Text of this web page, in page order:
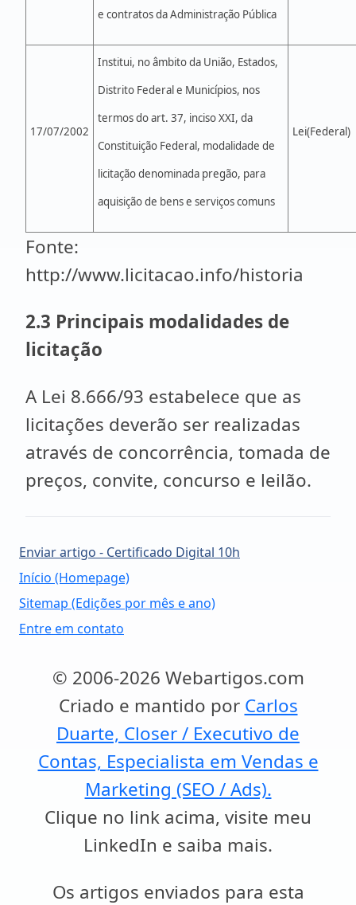
e contratos da Administração Pública
17/07/2002
Institui, no âmbito da União, Estados,
Distrito Federal e Municípios, nos
termos do art. 37, inciso XXI, da
Constituição Federal, modalidade de
licitação denominada pregão, para
aquisição de bens e serviços comuns
Lei(Federal)
Fonte:
http://www.licitacao.info/historia
2.3 Principais modalidades de
licitação
A Lei 8.666/93 estabelece que as
licitações deverão ser realizadas
através de concorrência, tomada de
preços, convite, concurso e leilão.
Enviar artigo - Certificado Digital 10h
Início (Homepage)
Sitemap (Edições por mês e ano)
Entre em contato
© 2006-2026 Webartigos.com
Criado e mantido por Carlos
Duarte, Closer / Executivo de
Contas, Especialista em Vendas e
Marketing (SEO / Ads).
Clique no link acima, visite meu
LinkedIn e saiba mais.
Os artigos enviados para esta